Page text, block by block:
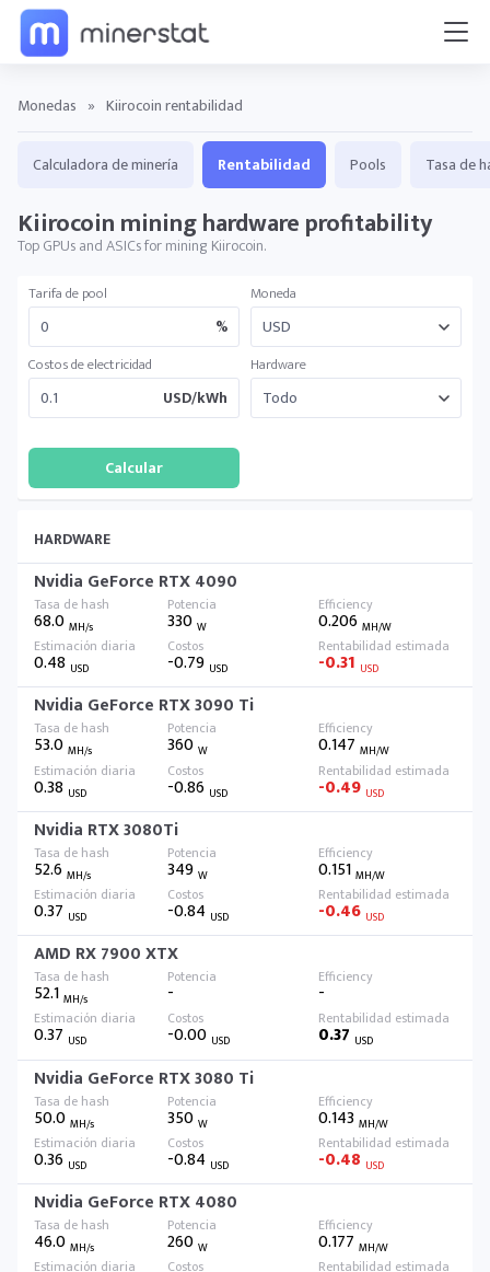
Monedas » Kiirocoin rentabilidad
Calculadora de minería Rentabilidad Pools Tasa de
Kiirocoin mining hardware profitability
Top GPUs and ASICs for mining Kiirocoin.
Tarifa de pool
%
Moneda
Costos de electricidad
USD/kWh
Hardware
HARDWARE
Nvidia GeForce RTX 4090
68.0 MH/s 330W 0.206 MH/W
0.48 USD -0.79 USD -0.31 USD
Nvidia GeForce RTX 3090 Ti
53.0 MH/s 360W 0.147 MH/W
0.38 USD -0.86 USD -0.49 USD
Nvidia RTX 3080Ti
52.6 MH/s 349W 0.151 MH/W
0.37 USD -0.84 USD -0.46 USD
AMD RX 7900 XTX
52.1 MH/s -
-
0.37 USD -0.00 USD 0.37 USD
Nvidia GeForce RTX 3080 Ti
50.0 MH/s 350W 0.143 MH/W
0.36 USD -0.84 USD -0.48 USD
Nvidia GeForce RTX 4080
46.0 MH/s 260W 0.177 MH/W